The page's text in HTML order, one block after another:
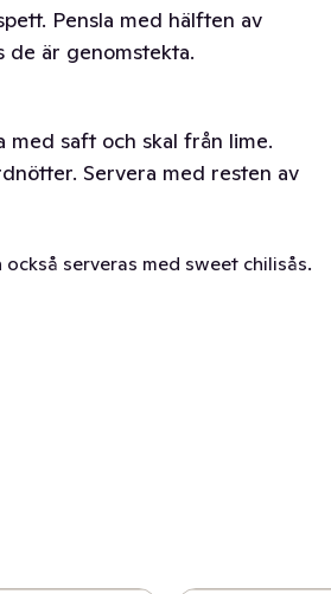
Pensla med hälften av
de är genomstekta.
med saft och skal från lime.
Servera med resten av
serveras med sweet chilisås.